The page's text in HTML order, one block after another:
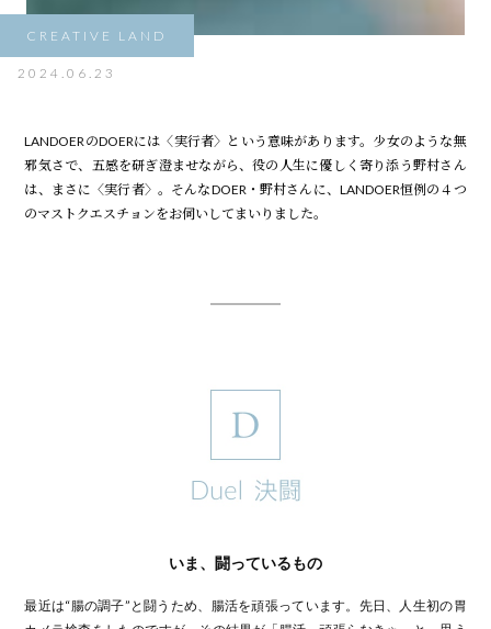
CREATIVE LAND
2024.06.23
LANDOERのDOERには〈実行者〉という意味があります。少女のような無
邪気さで、五感を研ぎ澄ませながら、役の人生に優しく寄り添う野村さん
は、まさに〈実行者〉。そんなDOER・野村さんに、LANDOER恒例の４つ
のマストクエスチョンをお伺いしてまいりました。
いま、闘っているもの
最近は“腸の調子”と闘うため、腸活を頑張っています。先日、人生初の胃